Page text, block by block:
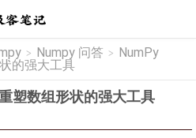
> Numpy 问答 > NumPy
的强大工具
塑数组形状的强大工具